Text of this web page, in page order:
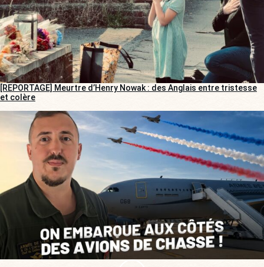
[REPORTAGE] Meurtre d’Henry Nowak : des Anglais entre tristesse
et colère